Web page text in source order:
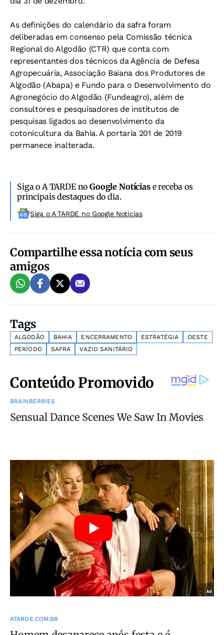
As definições do calendário da safra foram
deliberadas em consenso pela Comissão técnica
Regional do Algodão (CTR) que conta com
representantes dos técnicos da Agência de Defesa
Agropecuária, Associação Baiana dos Produtores de
Algodão (Abapa) e Fundo para o Desenvolvimento do
Agronegócio do Algodão (Fundeagro), além de
consultores e pesquisadores de institutos de
pesquisas ligados ao desenvolvimento da
cotonicultura da Bahia. A portaria 201 de 2019
permanece inalterada.
Siga o A TARDE noGoogle Notíciase receba os
principais destaques do dia.
Siga o A TARDE no Google Noticias
Compartilhe essa notícia com seus
amigos
Tags
ALGODÃO BAHIA ENCERRAMENTO ESTRATÉGIA
OESTE
PERÍODO
SAFRA VAZIO SANITÁRIO